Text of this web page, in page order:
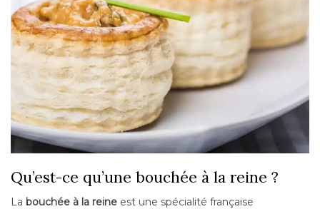
Qu’est-ce qu’une bouchée à la reine ?
La bouchée à la reine est une spécialité française